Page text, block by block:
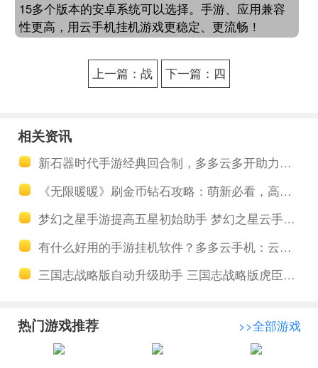
15多个版本的安卓系统可以选择。手游、应用兼容
性更高，用云手机挂机游戏更稳定、更流畅！
上一篇：战
下一篇：四
答疑
相关资讯
新石器时代手游经典回合制，多多云多开助力搬砖之路
《无限暖暖》刷金币钻石攻略：萌新必看，高效获取与明智消费
梦幻之星手游提高五星初始助手 梦幻之星云手机托管推图打材料
有什么好用的手游挂机软件？多多云手机：云手机同步操作的首选
三国志战略版自动升级助手 三国志战略版虎臣骑兵队阵容分享
热门游戏推荐 >>全部游戏